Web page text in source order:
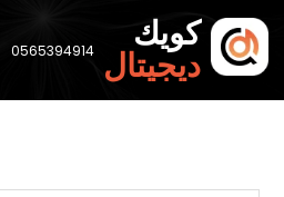
كويك
ديجيتال 0565394914